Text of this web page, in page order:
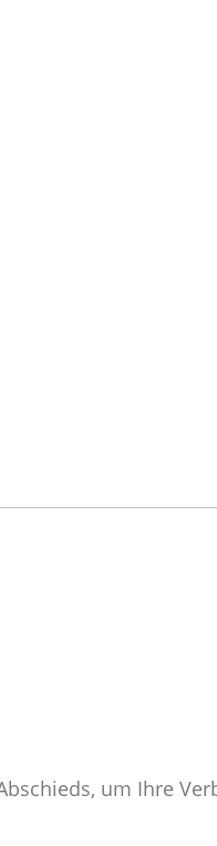
um Ihre